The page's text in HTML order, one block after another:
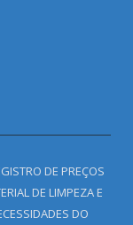
DE PREÇOS
DE LIMPEZA E
DO